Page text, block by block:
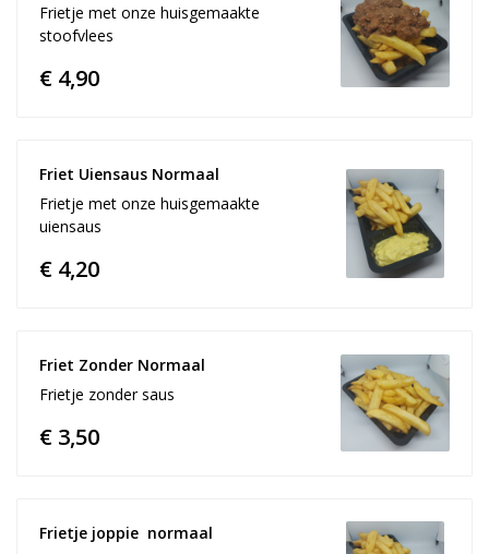
Frietje met onze huisgemaakte
stoofvlees
€ 4,90
Friet Uiensaus Normaal
Frietje met onze huisgemaakte
uiensaus
€ 4,20
Friet Zonder Normaal
Frietje zonder saus
€ 3,50
Frietje joppie  normaal